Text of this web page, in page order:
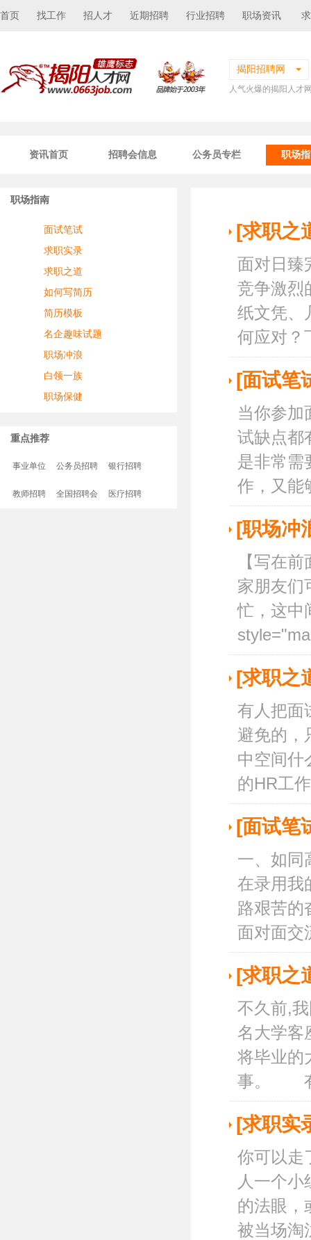
首页 找工作 招人才 近期招聘 行业招聘 职场资讯
揭阳招聘网
人气火爆的揭阳人才
资讯首页 招聘会信息 公务员专栏 职场
职场指南
面试笔试
求职实录
求职之道
如何写简历
简历模板
名企趣味试题
职场冲浪
白领一族
职场保健
重点推荐
事业单位 公务员招聘 银行招聘
教师招聘 全国招聘会 医疗招聘
[求职之
面对日臻
竞争激烈
纸文凭、
何应对？
[面试笔
当你参加
试缺点都
是非常需
作，又能
[职场冲
【写在
家朋友们
忙，这中
[求职之
有人把面
避免的，
中空间什
的HR工
[面试笔
一、如
在录用我
路艰苦的
面对面交
[求职之
不久前,
名大学客
将毕业
事。
[求职实
你可以
人一个小
的法眼，
被当场淘